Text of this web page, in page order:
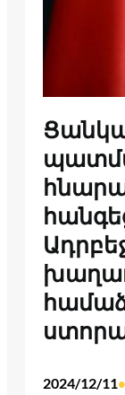
2024/12/11•